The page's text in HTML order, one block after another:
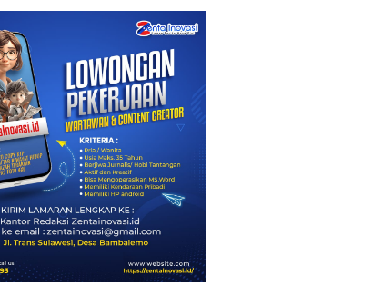
Ingatkan TP-
Tertib Kelola Dana
Satresnarkoba Polres Parigi
Moutong Tangani 30 Kasus
Narkoba, 20 Perkara Telah